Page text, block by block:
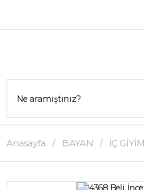
Anasayfa BAYAN İÇ GİYİM